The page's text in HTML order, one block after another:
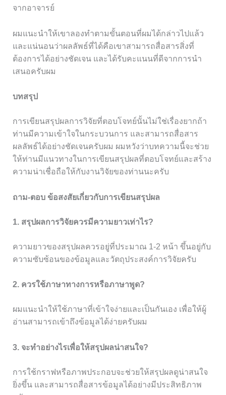
จากอาจารย์
ผมแนะนำให้เขาลองทำตามขั้นตอนที่ผมได้กล่าวไปแล้ว
และแน่นอนว่าผลลัพธ์ที่ได้คือเขาสามารถสื่อสารสิ่งที่
ต้องการได้อย่างชัดเจน และได้รับคะแนนที่ดีจากการนำ
เสนอครับผม
บทสรุป
การเขียนสรุปผลการวิจัยที่ตอบโจทย์นั้นไม่ใช่เรื่องยากถ้า
ท่านมีความเข้าใจในกระบวนการ และสามารถสื่อสาร
ผลลัพธ์ได้อย่างชัดเจนครับผม ผมหวังว่าบทความนี้จะช่วย
ให้ท่านมีแนวทางในการเขียนสรุปผลที่ตอบโจทย์และสร้าง
ความน่าเชื่อถือให้กับงานวิจัยของท่านนะครับ
ถาม-ตอบ ข้อสงสัยเกี่ยวกับการเขียนสรุปผล
1. สรุปผลการวิจัยควรมีความยาวเท่าไร?
ความยาวของสรุปผลควรอยู่ที่ประมาณ 1-2 หน้า ขึ้นอยู่กับ
ความซับซ้อนของข้อมูลและวัตถุประสงค์การวิจัยครับ
2. ควรใช้ภาษาทางการหรือภาษาพูด?
ผมแนะนำให้ใช้ภาษาที่เข้าใจง่ายและเป็นกันเอง เพื่อให้ผู้
อ่านสามารถเข้าถึงข้อมูลได้ง่ายครับผม
3. จะทำอย่างไรเพื่อให้สรุปผลน่าสนใจ?
การใช้กราฟหรือภาพประกอบจะช่วยให้สรุปผลดูน่าสนใจ
ยิ่งขึ้น และสามารถสื่อสารข้อมูลได้อย่างมีประสิทธิภาพ